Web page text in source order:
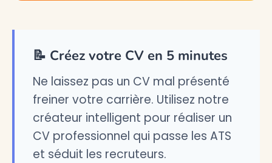
📝 Créez votre CV en 5 minutes
Ne laissez pas un CV mal présenté
freiner votre carrière. Utilisez notre
créateur intelligent pour réaliser un
CV professionnel qui passe les ATS
et séduit les recruteurs.